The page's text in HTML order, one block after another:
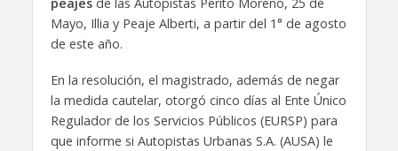
Mayo, Illia y Peaje Alberti, a partir del 1° de agosto
de este año.
En la resolución, el magistrado, además de negar
la medida cautelar, otorgó cinco días al Ente Único
Regulador de los Servicios Públicos (EURSP) para
que informe si Autopistas Urbanas S.A. (AUSA) le